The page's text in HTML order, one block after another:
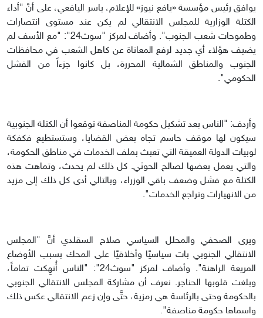
يوافق رئيس مؤسسة «يافع نيوز» للإعلام، ياسر اليافعي، على أنَّ "أداء
الكتلة الوزارية للمجلس الانتقالي لم يكن عند مستوى انتصارات
وطموحات شعب الجنوب". وأضاف لمركز "سوث24": "مع الأسف لم
يضيف هؤلاء أي جديد لرفع المعاناة عن كاهل الشعب في محافظات
الجنوب والمناطق الشمالية المحررة، بل كانوا جزءاً من الفشل
الحكومي".
وأردف: "الناس بعد تشكيل حكومة المناصفة توقعوا أن الكتلة الجنوبية
سيكون لها موقف حاسم تجاه بعض القضايا، وستستطيع فكفكة
لوبيات الدولة العميقة التي تعبث بملف الخدمات في مناطق الحكومة،
والتي يعمل بعضها لصالح الحوثي. كل ذلك لم يحدث، وتماهت هذه
الكتلة مع فشل وضعف باقي الوزراء، وبالتالي أدى كل ذلك إلى مزيد
من الانهيارات وتراجع الخدمات".
ويرى الصحفي والمحلل السياسي صلاح السقلدي أنَّ "المجلس
الانتقالي الجنوبي بات سياسيًا وأخلاقيًا على المحك بسبب الأوضاع
المريعة الراهنة". وأضاف لمركز "سوث24": "الناس أُنهِكت تماماً،
وبلغت قلوبها الحناجر. نعرف أن مشاركة المجلس الانتقالي الجنوبي
بالحكومة وحتى بالرئاسة هي رمزية، حتَّى وإن زعم الانتقالي عكس ذلك
واسماها حكومة مناصفة".